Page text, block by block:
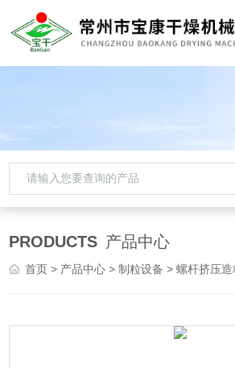
PRODUCTS 产品中心
首页 > 产品中心 >制粒设备 >螺杆挤压造